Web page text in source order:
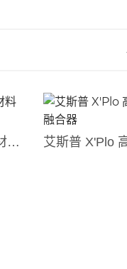
Rainboo 瑞恩宝高分子複合材料腰椎融合器